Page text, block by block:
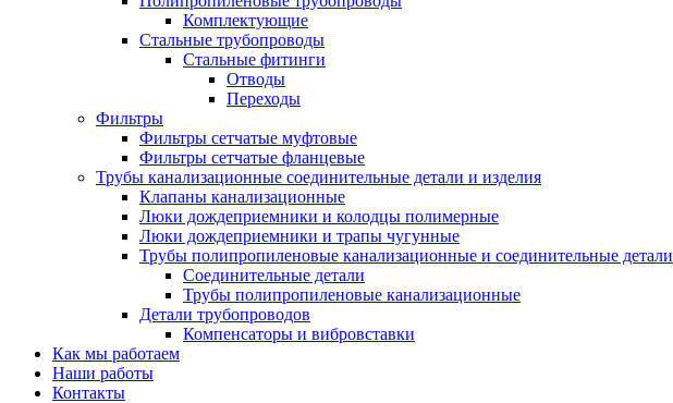
Комплектующие
Стальные трубопроводы
Стальные фитинги
Отводы
Переходы
Фильтры
Фильтры сетчатые муфтовые
Фильтры сетчатые фланцевые
Трубы канализационные соединительные детали и изделия
Клапаны канализационные
Люки дождеприемники и колодцы полимерные
Люки дождеприемники и трапы чугунные
Трубы полипропиленовые канализационные и соединительные детали
Соединительные детали
Трубы полипропиленовые канализационные
Детали трубопроводов
Компенсаторы и вибровставки
Как мы работаем
Наши работы
Контакты